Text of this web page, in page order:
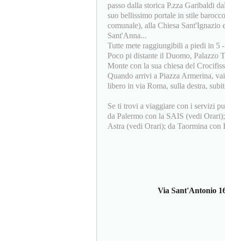
passo dalla storica P.zza Garibaldi
suo bellissimo portale in stile
comunale), alla Chiesa
Sant'Anna...
Tutte mete raggiungibili a piedi in 5
Poco pi distante il Duomo, Palazzo
Monte con la sua chiesa del
Quando arrivi a Piazza Armerina,
libero in via Roma, sulla destra,
Se ti trovi a viaggiare con i servizi
da Palermo con la SAIS (vedi
Astra (vedi Orari); da Taormina con
Via Sant'Antonio